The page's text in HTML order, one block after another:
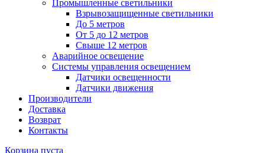
Промышленные светильники
Взрывозащищенные светильники
До 5 метров
От 5 до 12 метров
Свыше 12 метров
Аварийное освещение
Системы управления освещением
Датчики освещенности
Датчики движения
Производители
Доставка
Возврат
Контакты
Корзина пуста